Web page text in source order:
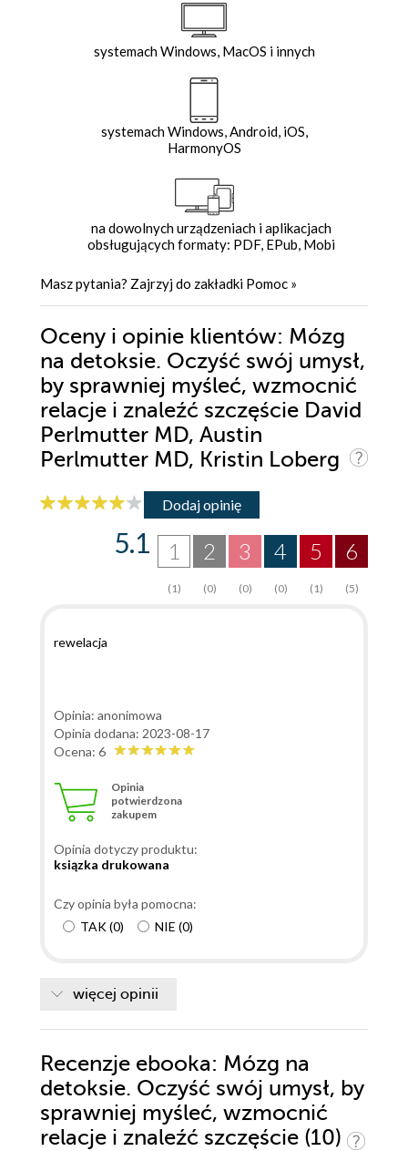
systemach Windows, MacOS i innych
systemach Windows, Android, iOS,
HarmonyOS
na dowolnych urządzeniach i aplikacjach
obsługujących formaty: PDF, EPub, Mobi
Masz pytania? Zajrzyj do zakładki Pomoc »
Oceny i opinie klientów: Mózg
na detoksie. Oczyść swój umysł,
by sprawniej myśleć, wzmocnić
relacje i znaleźć szczęście David
Perlmutter MD, Austin
Perlmutter MD, Kristin Loberg
Dodaj opinię
6
(5)
5
(1)
4
(0)
3
(0)
2
(0)
1
(1)
5.1
rewelacja
Opinia: anonimowa
Opinia dodana: 2023-08-17
Ocena: 6
Opinia
potwierdzona
zakupem
Opinia dotyczy produktu:
ksiązka drukowana
Czy opinia była pomocna:
TAK(0) NIE (0)
więcej opinii
Recenzje ebooka: Mózg na
detoksie. Oczyść swój umysł, by
sprawniej myśleć, wzmocnić
relacje i znaleźć szczęście (10)